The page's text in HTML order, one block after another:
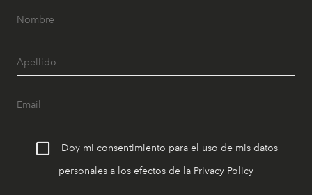
Doy mi consentimiento para el uso de mis datos
personales a los efectos de la Privacy Policy